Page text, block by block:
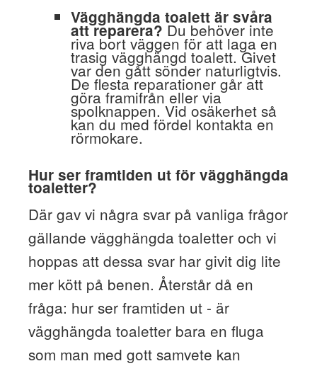
Vägghängda toalett är svåra
att reparera? Du behöver inte
riva bort väggen för att laga en
trasig vägghängd toalett. Givet
var den gått sönder naturligtvis.
De flesta reparationer går att
göra framifrån eller via
spolknappen. Vid osäkerhet så
kan du med fördel kontakta en
rörmokare.
Hur ser framtiden ut för vägghängda
toaletter?
Där gav vi några svar på vanliga frågor
gällande vägghängda toaletter och vi
hoppas att dessa svar har givit dig lite
mer kött på benen. Återstår då en
fråga: hur ser framtiden ut - är
vägghängda toaletter bara en fluga
som man med gott samvete kan